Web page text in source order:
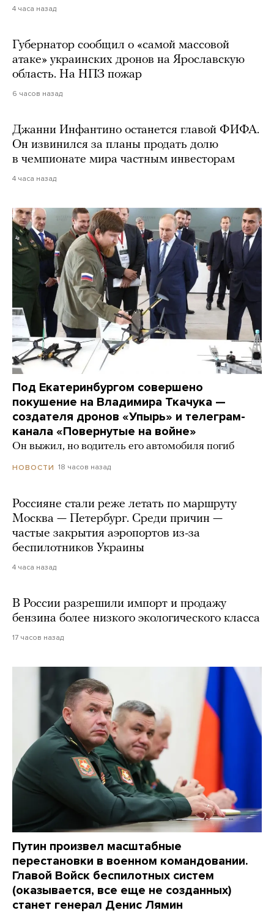
4 часа назад
Губернатор сообщил о «самой массовой
атаке» украинских дронов на Ярославскую
область. На НПЗ пожар
6 часов назад
Джанни Инфантино останется главой ФИФА.
Он извинился за планы продать долю
в чемпионате мира частным инвесторам
4 часа назад
Под Екатеринбургом совершено
покушение на Владимира Ткачука —
создателя дронов «Упырь» и телеграм-
канала «Повернутые на войне»
Он выжил, но водитель его автомобиля погиб
НОВОСТИ 18 часов назад
Россияне стали реже летать по маршруту
Москва — Петербург. Среди причин —
частые закрытия аэропортов из-за
беспилотников Украины
4 часа назад
В России разрешили импорт и продажу
бензина более низкого экологического класса
17 часов назад
Путин произвел масштабные
перестановки в военном командовании.
Главой Войск беспилотных систем
(оказывается, все еще не созданных)
станет генерал Денис Лямин